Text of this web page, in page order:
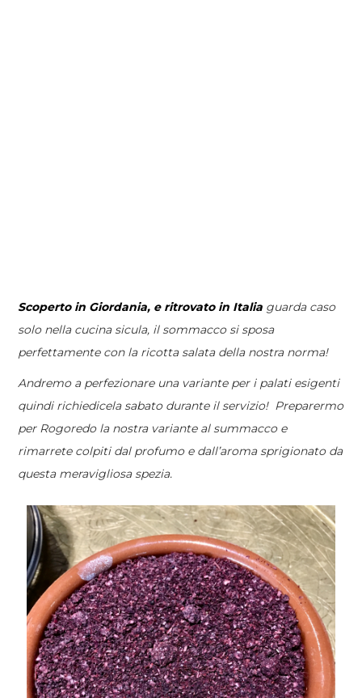
Scoperto in Giordania, e ritrovato in Italia guarda caso
solo nella cucina sicula, il sommacco si sposa
perfettamente con la ricotta salata della nostra norma!
Andremo a perfezionare una variante per i palati esigenti
quindi richiedicela sabato durante il servizio! Preparermo
per Rogoredo la nostra variante al summacco e
rimarrete colpiti dal profumo e dall’aroma sprigionato da
questa meravigliosa spezia.